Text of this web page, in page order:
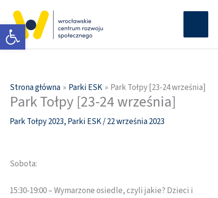
Otwórz pasek narzędzi
treści
Strona główna Parki ESK Park Tołpy [23-24 września]
Park Tołpy [23-24 września]
Park Tołpy 2023, Parki ESK/22 września 2023
Sobota:
15:30-19:00 – Wymarzone osiedle, czyli jakie? Dzieci i